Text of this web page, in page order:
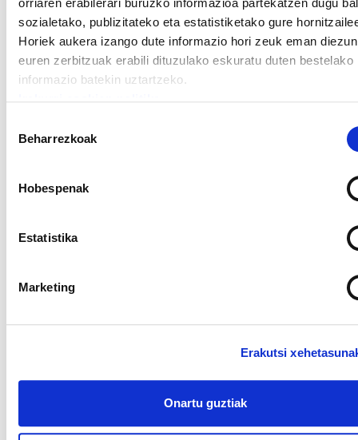
sozialetako, publizitateko eta estatistiketako gure
Horiek aukera izango dute informazio hori zeuk eman
euren zerbitzuak erabili dituzulako eskuratu duten bestelako
informazio batekin uztartzeko.
hautatzea
Beharrezkoak
Hobespenak
Estatistika
Marketing
Erakutsi
Onartu guztiak
Carlos Sarasa Larrea (ELA Industria eta Eraikuntza),
Cayo Perez Ayuso, Carolina Paín Asparren y Juana
Lorenzo Riosek bere lotsak estaltzeko ELA eta
Antolinen itxiera erabili nahi ditu
ELAk Europar Batasunaren estrategia belizista